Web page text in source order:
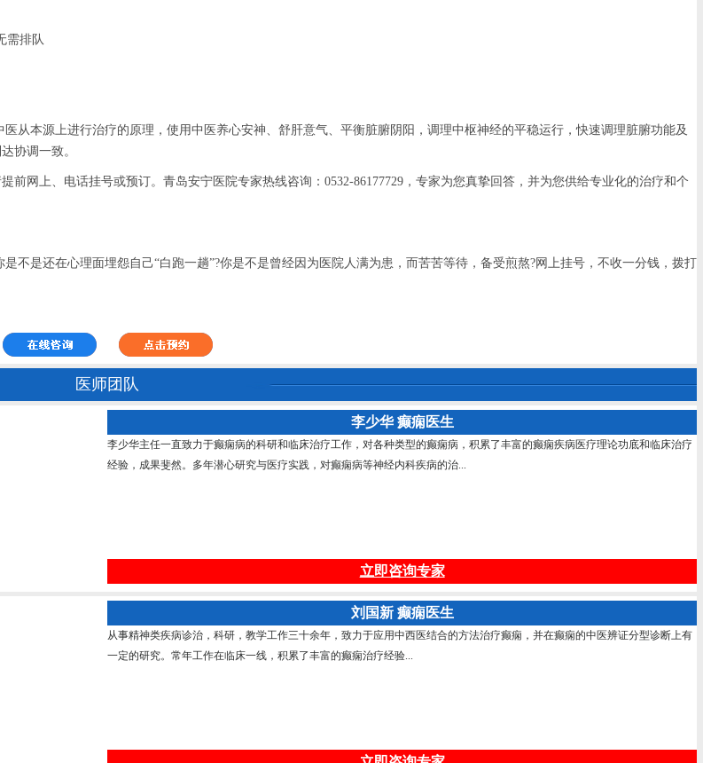
需排队
从本源上进行治疗的原理，使用中医养心安神、舒肝意气、平衡脏腑阴阳，调理中枢神经的平稳运行，快速调理脏腑功能及
协调一致。
网上、电话挂号或预订。青岛安宁医院专家热线咨询：0532-86177729，专家为您真挚回答，并为您供给专业化的治疗和个
是还在心理面埋怨自己“白跑一趟”?你是不是曾经因为医院人满为患，而苦苦等待，备受煎熬?网上挂号，不收一分钱，拨打
医师团队
李少华 癫痫医生
李少华主任一直致力于癫痫病的科研和临床治疗工作，对各种类型的癫痫病，积累了丰富的癫痫疾病医疗理论功底和临床治疗
经验，成果斐然。多年潜心研究与医疗实践，对癫痫病等神经内科疾病的治...
立即咨询专家
刘国新 癫痫医生
从事精神类疾病诊治，科研，教学工作三十余年，致力于应用中西医结合的方法治疗癫痫，并在癫痫的中医辨证分型诊断上有
一定的研究。常年工作在临床一线，积累了丰富的癫痫治疗经验...